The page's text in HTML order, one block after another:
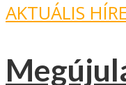
AKTUÁLIS